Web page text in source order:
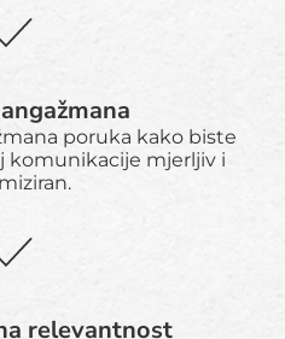
poruka kako biste
komunikacije mjerljiv i
relevantnost